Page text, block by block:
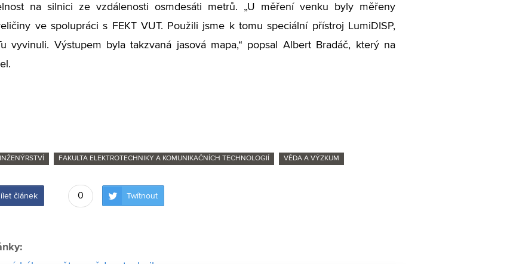
na silnici ze vzdálenosti osmdesáti metrů. „U měření venku byly měřeny
ve spolupráci s FEKT VUT. Použili jsme k tomu speciální přístroj LumiDISP,
vyvinuli. Výstupem byla takzvaná jasová mapa,“ popsal Albert Bradáč, který na
FAKULTA ELEKTROTECHNIKY A KOMUNIKAČNÍCH TECHNOLOGIÍ VĚDA A VÝZKUM
článek 0 Twítnout